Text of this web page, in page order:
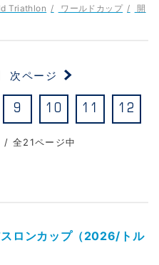
Triathlon ワールドカップ
開
/ 全21ページ中
9 10 11 12
次ページ
ロンカップ（2026/トル